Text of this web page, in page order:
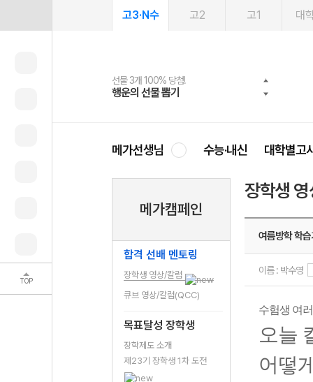
TOP
고3·N수 고2 고1 대
선물 3개 100% 당첨!
행운의 선물 뽑기
선물 100% 증정!
메가스터디 X 올리브
여름방학 스터디 캐시백
메가런 썸머스쿨
2027 러셀 단과
강사 공개선발
스마트러닝앱
설문 EVENT
메가패스
3일 무료 체험권
메가패스 수강생 무료혜택!
메가클럽 멤버십
사회공헌 캠페인
희망이룸 메가나눔
메가선생님 수능·내신 대학별고
메가캠페인
합격 선배 멘토링
장학생 영상/칼럼
큐브 영상/칼럼(QCC)
목표달성 장학생
장학제도 소개
제23기 장학생 1차 도전
장학생
여름방학 학
이름 : 박수영
수험생 여
오늘
어떻